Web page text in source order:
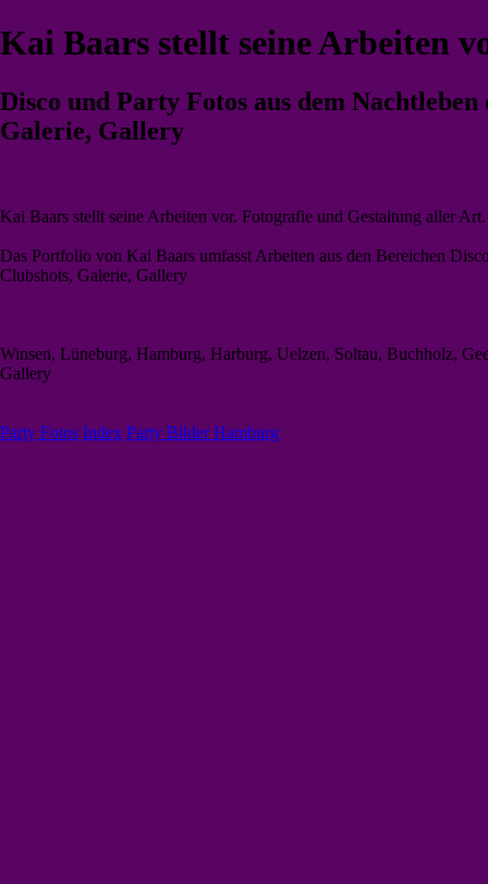
Kai Baars stellt seine Arbeiten
Disco und Party Fotos aus dem
Galerie, Gallery
Kai Baars stellt seine Arbeiten vor. Fotografie und Gestaltung aller Art.
Das Portfolio von Kai Baars umfasst Arbeiten aus den Bereichen
Clubshots, Galerie, Gallery
Winsen, Lüneburg, Hamburg, Harburg, Uelzen, Soltau, Buchholz,
Gallery
Party Fotos Index Party Bilder Hamburg